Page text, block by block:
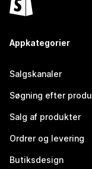
Appkategorier
Salgskanaler
Søgning efter
Salg af produkter
Ordrer og levering
Butiksdesign